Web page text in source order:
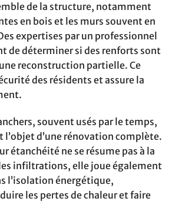
de la structure, notamment
en bois et les murs souvent en
expertises par un professionnel
de déterminer si des renforts sont
reconstruction partielle. Ce
des résidents et assure la
souvent usés par le temps,
d’une rénovation complète.
étanchéité ne se résume pas à la
infiltrations, elle joue également
l’isolation énergétique,
les pertes de chaleur et faire